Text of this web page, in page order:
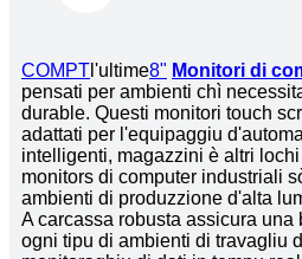
COMPT l'ultime8" Monitori di
pensati per ambienti chì
durable. Questi monitori touch
adattati per l'equipaggiu
intelligenti, magazzini è altri lochi
monitors di computer industriali
ambienti di produzzione d'alta
A carcassa robusta assicura
ogni tipu di ambienti di travagliu